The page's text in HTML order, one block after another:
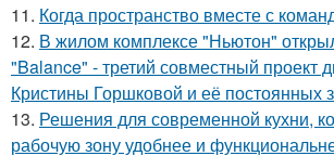
11. Когда пространство вместе с
12. В жилом комплексе "Ньютон"
"Balance" - третий совместный проект
Кристины Горшковой и её постоянных
13. Решения для современной кухни,
рабочую зону удобнее и